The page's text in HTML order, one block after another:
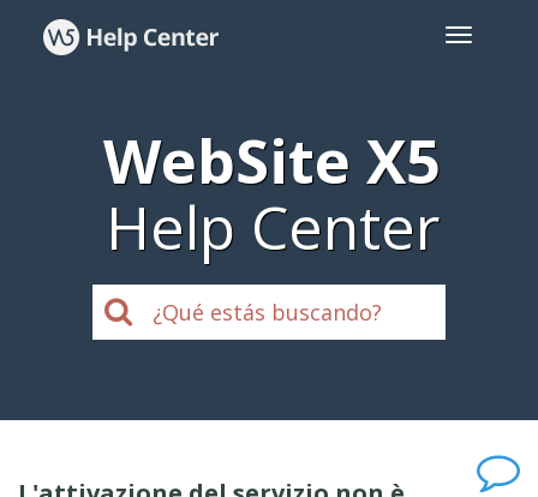
WebSite X5
Help Center